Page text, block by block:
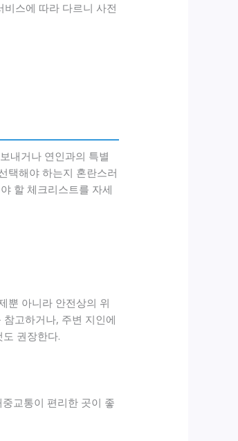
스에 따라 다르니 사전
내거나 연인과의 특별
택해야 하는지 혼란스러
할 체크리스트를 자세
뿐 아니라 안전상의 위
고하거나, 주변 지인에
권장한다.
교통이 편리한 곳이 좋